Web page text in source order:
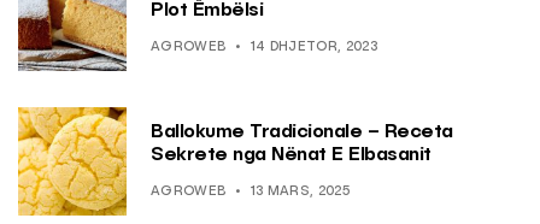
Plot Ëmbëlsi
AGROWEB 14 DHJETOR, 2023
Ballokume Tradicionale – Receta
Sekrete nga Nënat E Elbasanit
AGROWEB 13 MARS, 2025